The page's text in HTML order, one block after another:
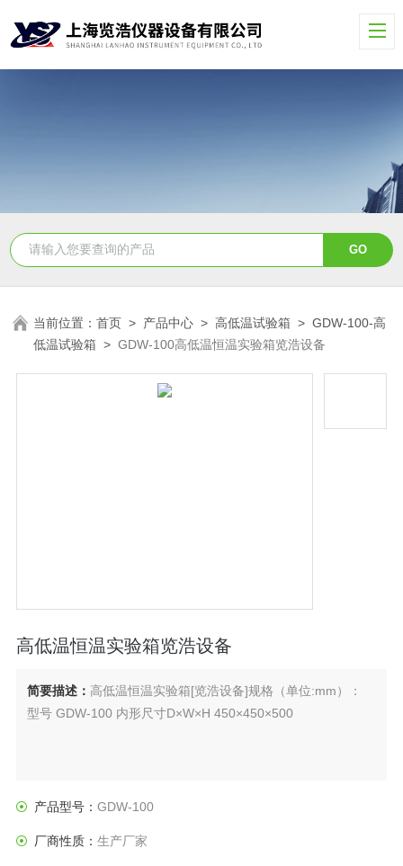
当前位置：首页 > 产品中心 >高低温试验箱 >GDW-100-高
低温试验箱 >GDW-100高低温恒温实验箱览浩设备
高低温恒温实验箱览浩设备
简要描述： 高低温恒温实验箱[览浩设备]规格（单位:mm）：
型号 GDW-100 内形尺寸D×W×H 450×450×500
产品型号： GDW-100
厂商性质： 生产厂家